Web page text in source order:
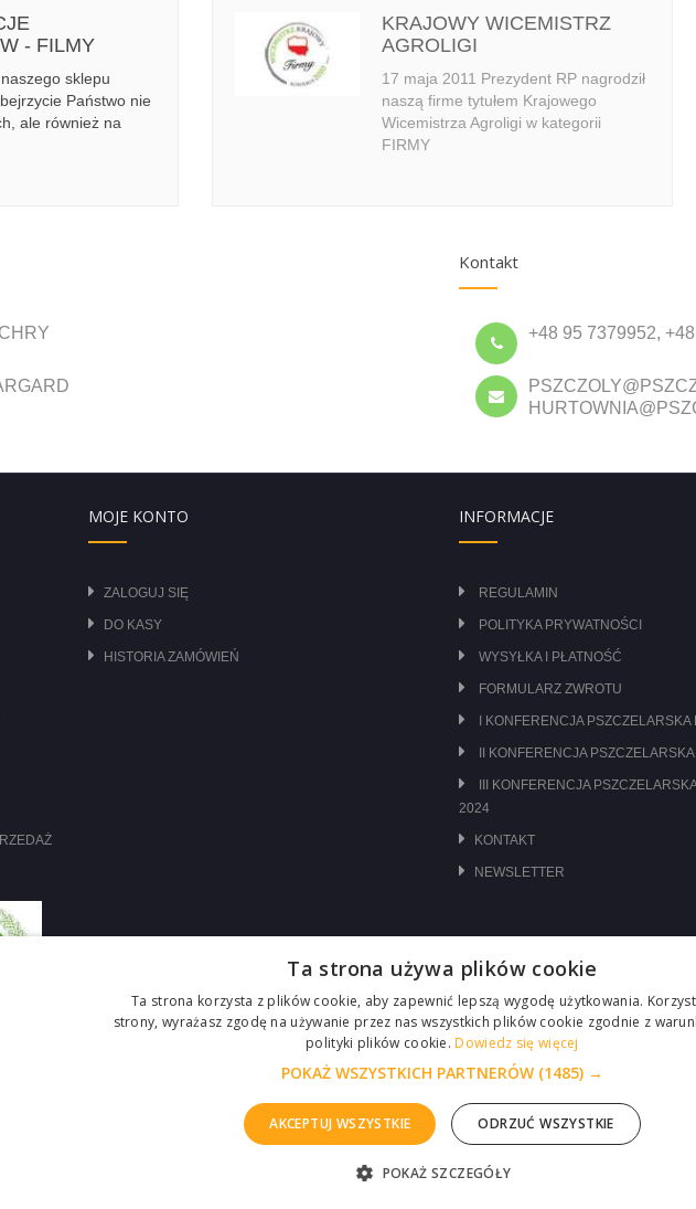
- FILMY
sklepu
Państwo nie
ale również na
KRAJOWY WICEMISTRZ
AGROLIGI
17 maja 2011 Prezydent RP nagrodził
naszą firme tytułem Krajowego
Wicemistrza Agroligi w kategorii
FIRMY
Kontakt
+48 95 7379952,
MOJE KONTO
ZALOGUJ SIĘ
DO KASY
HISTORIA ZAMÓWIEŃ
INFORMACJE
REGULAMIN
POLITYKA PRYWATNOŚCI
WYSYŁKA I PŁATNOŚĆ
FORMULARZ ZWROTU
I KONFERENCJA
II KONFERENCJA
III KONFERENCJA
2024
KONTAKT
NEWSLETTER
Ta strona używa plików cookie
Ta strona korzysta z plików cookie, aby zapewnić lepszą wygodę użytkowania.
strony, wyrażasz zgodę na używanie przez nas wszystkich plików cookie zgodnie z
polityki plików cookie. Dowiedz się więcej
POKAŻ WSZYSTKICH PARTNERÓW (1485) →
AKCEPTUJ WSZYSTKIE ODRZUĆ WSZYSTKIE
POKAŻ SZCZEGÓŁY